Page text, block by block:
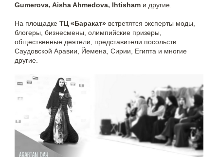
Gumerova, Aisha Ahmedova, Ihtisham и другие.
На площадке ТЦ «Баракат» встретятся эксперты моды,
блогеры, бизнесмены, олимпийские призеры,
общественные деятели, представители посольств
Саудовской Аравии, Йемена, Сирии, Египта и многие
другие.